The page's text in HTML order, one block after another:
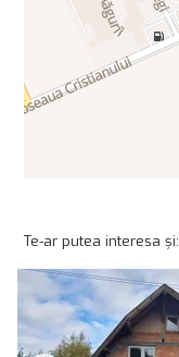
Te-ar putea interesa și: